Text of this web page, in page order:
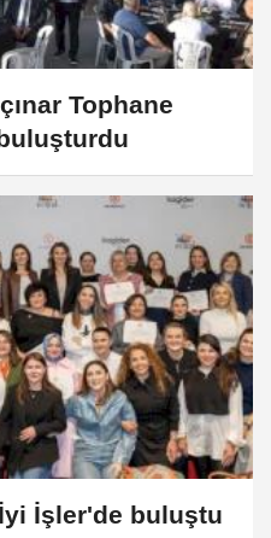
Tophane
İşler'de buluştu